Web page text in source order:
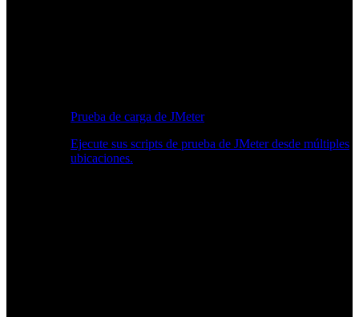
Prueba de carga de JMeter
Ejecute sus scripts de prueba de JMeter desde múltiples
ubicaciones.